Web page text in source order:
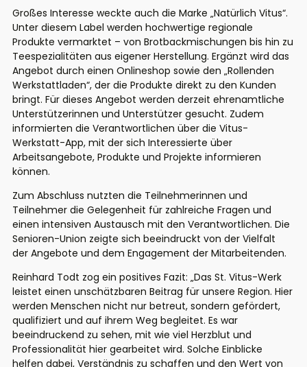
Großes Interesse weckte auch die Marke „Natürlich Vitus“.
Unter diesem Label werden hochwertige regionale
Produkte vermarktet – von Brotbackmischungen bis hin zu
Teespezialitäten aus eigener Herstellung. Ergänzt wird das
Angebot durch einen Onlineshop sowie den „Rollenden
Werkstattladen“, der die Produkte direkt zu den Kunden
bringt. Für dieses Angebot werden derzeit ehrenamtliche
Unterstützerinnen und Unterstützer gesucht. Zudem
informierten die Verantwortlichen über die Vitus-
Werkstatt-App, mit der sich Interessierte über
Arbeitsangebote, Produkte und Projekte informieren
können.
Zum Abschluss nutzten die Teilnehmerinnen und
Teilnehmer die Gelegenheit für zahlreiche Fragen und
einen intensiven Austausch mit den Verantwortlichen. Die
Senioren-Union zeigte sich beeindruckt von der Vielfalt
der Angebote und dem Engagement der Mitarbeitenden.
Reinhard Todt zog ein positives Fazit: „Das St. Vitus-Werk
leistet einen unschätzbaren Beitrag für unsere Region. Hier
werden Menschen nicht nur betreut, sondern gefördert,
qualifiziert und auf ihrem Weg begleitet. Es war
beeindruckend zu sehen, mit wie viel Herzblut und
Professionalität hier gearbeitet wird. Solche Einblicke
helfen dabei, Verständnis zu schaffen und den Wert von